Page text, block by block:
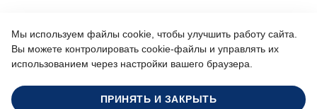
+7 (964) 618 21 17
Или пишите нам на почту:
Мы используем файлы cookie, чтобы улучшить работу сайта.
Вы можете контролировать cookie-файлы и управлять их
использованием через настройки вашего браузера.
ПРИНЯТЬ И ЗАКРЫТЬ